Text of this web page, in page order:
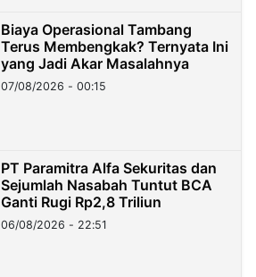
Biaya Operasional Tambang
Terus Membengkak? Ternyata Ini
yang Jadi Akar Masalahnya
07/08/2026 - 00:15
PT Paramitra Alfa Sekuritas dan
Sejumlah Nasabah Tuntut BCA
Ganti Rugi Rp2,8 Triliun
06/08/2026 - 22:51